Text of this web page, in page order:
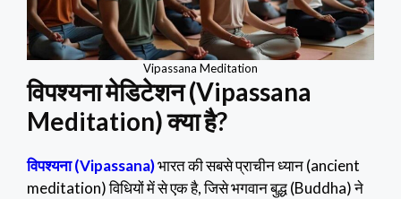
Vipassana Meditation
विपश्यना मेडिटेशन (Vipassana
Meditation) क्या है?
विपश्यना (Vipassana)भारत की सबसे प्राचीन ध्यान (ancient
meditation) विधियों में से एक है, जिसे भगवान बुद्ध (Buddha) ने